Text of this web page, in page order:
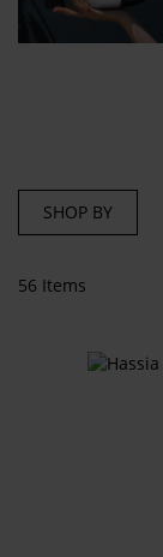
56 Items
SHOP BY